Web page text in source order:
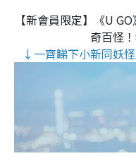
【新會員限定】《U
奇百怪
↓一齊睇下小新同妖